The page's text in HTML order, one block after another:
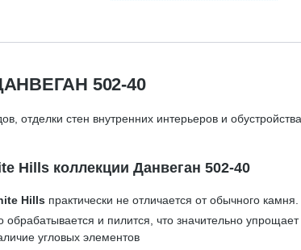
502-40
отделки стен внутренних интерьеров и
Hills коллекции Данвеган 502-40
Hills практически не отличается от обычного камня.
и пилится, что значительно
угловых элементов